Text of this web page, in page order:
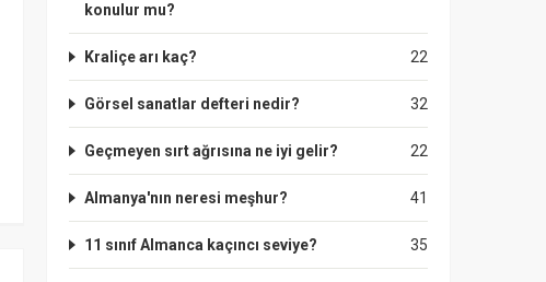
konulur mu?
22
Kraliçe arı kaç?
32
Görsel sanatlar defteri nedir?
22
Geçmeyen sırt ağrısına ne iyi gelir?
41
Almanya'nın neresi meşhur?
35
11 sınıf Almanca kaçıncı seviye?